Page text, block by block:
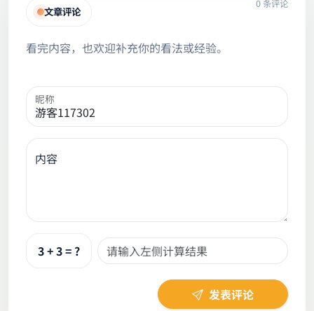
文章评论
看完内容，也欢迎补充你的看法或经验。
0 条评论
昵称
内容
3 + 3 = ?
发表评论